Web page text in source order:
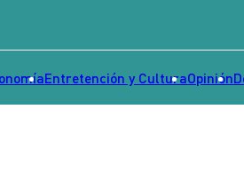
Entretención y CulturaOpinión